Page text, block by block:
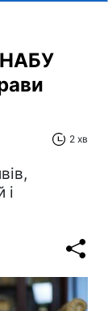
НАБУ
2 хв
і